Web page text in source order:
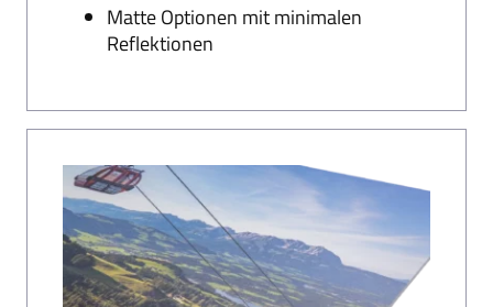
Matte Optionen mit minimalen
Reflektionen